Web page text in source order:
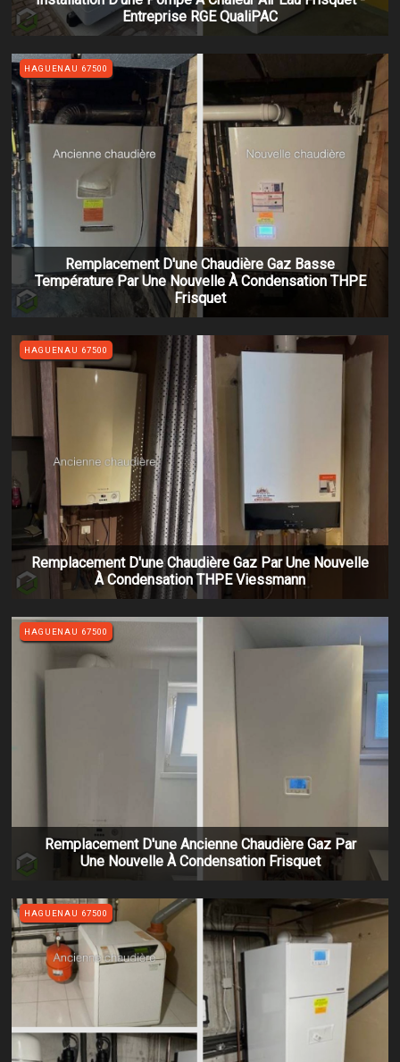
Entreprise RGE QualiPAC
Remplacement D'une Chaudière Gaz Basse
Température Par Une Nouvelle À Condensation THPE
Frisquet
HAGUENAU 67500
Remplacement D'une Chaudière Gaz Par Une Nouvelle
À Condensation THPE Viessmann
HAGUENAU 67500
Remplacement D'une Ancienne Chaudière Gaz Par
Une Nouvelle À Condensation Frisquet
HAGUENAU 67500
HAGUENAU 67500